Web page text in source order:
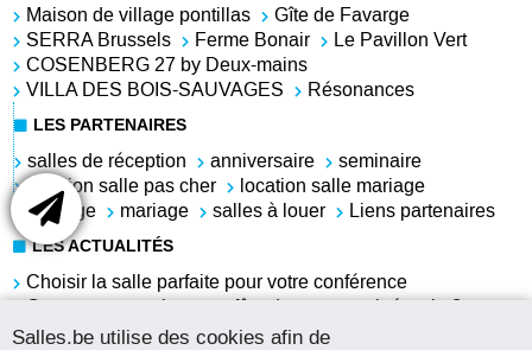
Salles.be utilise des cookies afin de
Maison de village pontillas
Gîte de Favarge
SERRA Brussels
Ferme Bonair
Le Pavillon Vert
COSENBERG 27 by Deux-mains
VILLA DES BOIS-SAUVAGES
Résonances
LES PARTENAIRES
salles de réception anniversaire
seminaire
location salle pas cher
location salle mariage
mariage
mariage salles à louer Liens partenaires
LES ACTUALITÉS
Choisir la salle parfaite pour votre conférence
Comment organiser une fête du personnel réussie ?
Louer une salle pour l'anniversaire de sa grand-mère